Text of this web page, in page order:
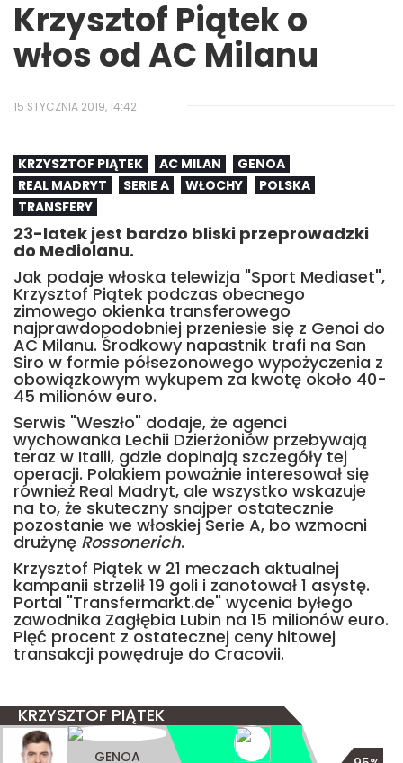
Krzysztof Piątek o
włos od AC Milanu
15 STYCZNIA 2019, 14:42
KRZYSZTOF PIĄTEK AC MILAN
GENOA
REAL MADRYT
SERIE A WŁOCHY
POLSKA
TRANSFERY
23-latek jest bardzo bliski przeprowadzki
do Mediolanu.
Jak podaje włoska telewizja "Sport Mediaset",
Krzysztof Piątek podczas obecnego
zimowego okienka transferowego
najprawdopodobniej przeniesie się z Genoi do
AC Milanu. Środkowy napastnik trafi na San
Siro w formie półsezonowego wypożyczenia z
obowiązkowym wykupem za kwotę około 40-
45 milionów euro.
Serwis "Weszło" dodaje, że agenci
wychowanka Lechii Dzierżoniów przebywają
teraz w Italii, gdzie dopinają szczegóły tej
operacji. Polakiem poważnie interesował się
również Real Madryt, ale wszystko wskazuje
na to, że skuteczny snajper ostatecznie
pozostanie we włoskiej Serie A, bo wzmocni
drużynę Rossonerich.
Krzysztof Piątek w 21 meczach aktualnej
kampanii strzelił 19 goli i zanotował 1 asystę.
Portal "Transfermarkt.de" wycenia byłego
zawodnika Zagłębia Lubin na 15 milionów euro.
Pięć procent z ostatecznej ceny hitowej
transakcji powędruje do Cracovii.
KRZYSZTOF PIĄTEK
GENOA